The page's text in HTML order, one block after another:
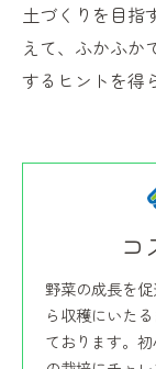
土づくりを目指
えて、ふかふか
するヒントを得
コ
野菜の成長を
ら収穫にいた
ております。